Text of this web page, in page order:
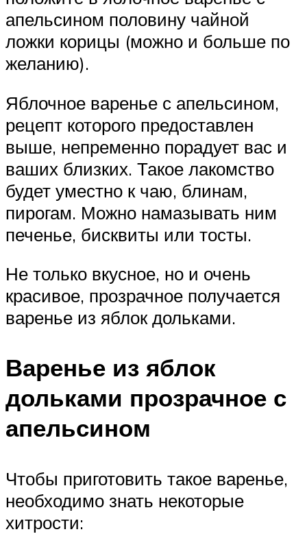
апельсином половину чайной
ложки корицы (можно и больше по
желанию).
Яблочное варенье с апельсином,
рецепт которого предоставлен
выше, непременно порадует вас и
ваших близких. Такое лакомство
будет уместно к чаю, блинам,
пирогам. Можно намазывать ним
печенье, бисквиты или тосты.
Не только вкусное, но и очень
красивое, прозрачное получается
варенье из яблок дольками.
Варенье из яблок
дольками прозрачное с
апельсином
Чтобы приготовить такое варенье,
необходимо знать некоторые
хитрости: